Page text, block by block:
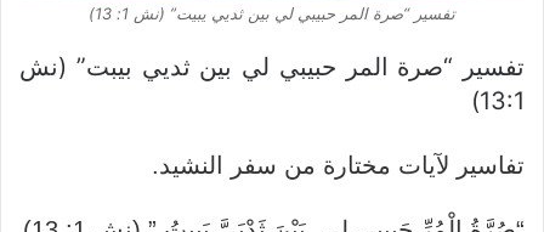
تفسير “صرة المر حبيبي لي بين ثديي يبيت” (نش 1: 13)
تفسير “صرة المر حبيبي لي بين ثديي بيبت” (نش
13:1)
تفاسير لآيات مختارة من سفر النشيد.